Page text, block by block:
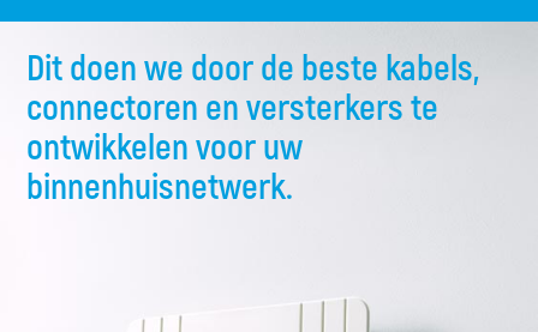
Dit doen we door de beste kabels,
connectoren en versterkers te
ontwikkelen voor uw
binnenhuisnetwerk.